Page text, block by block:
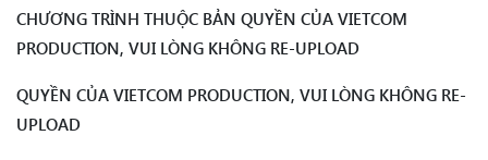
CHƯƠNG TRÌNH THUỘC BẢN QUYỀN CỦA VIETCOM
PRODUCTION, VUI LÒNG KHÔNG RE-UPLOAD
QUYỀN CỦA VIETCOM PRODUCTION, VUI LÒNG KHÔNG RE-
UPLOAD